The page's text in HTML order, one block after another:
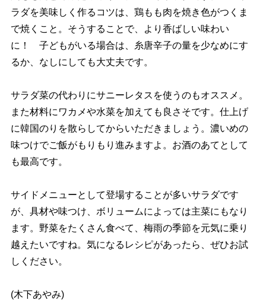
ラダを美味しく作るコツは、鶏もも肉を焼き色がつくま
で焼くこと。そうすることで、より香ばしい味わい
に！ 子どもがいる場合は、糸唐辛子の量を少なめにす
るか、なしにしても大丈夫です。
サラダ菜の代わりにサニーレタスを使うのもオススメ。
また材料にワカメや水菜を加えても良さそです。仕上げ
に韓国のりを散らしてからいただきましょう。濃いめの
味つけでご飯がもりもり進みますよ。お酒のあてとして
も最高です。
サイドメニューとして登場することが多いサラダです
が、具材や味つけ、ボリュームによっては主菜にもなり
ます。野菜をたくさん食べて、梅雨の季節を元気に乗り
越えたいですね。気になるレシピがあったら、ぜひお試
しください。
(木下あやみ)